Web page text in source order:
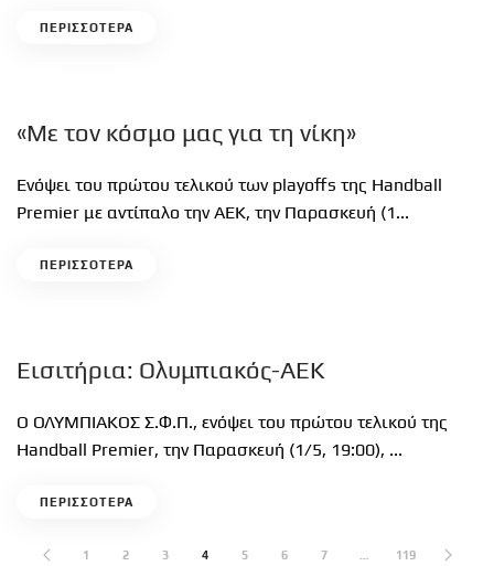
ΠΕΡΙΣΣΟΤΕΡΑ
«Με τον κόσμο μας για τη νίκη»
Ενόψει του πρώτου τελικού των playoffs της Handball
Premier με αντίπαλο την ΑΕΚ, την Παρασκευή (1...
ΠΕΡΙΣΣΟΤΕΡΑ
Εισιτήρια: Ολυμπιακός-ΑΕΚ
Ο ΟΛΥΜΠΙΑΚΟΣ Σ.Φ.Π., ενόψει του πρώτου τελικού της
Handball Premier, την Παρασκευή (1/5, 19:00), ...
ΠΕΡΙΣΣΟΤΕΡΑ
1 2 3 4 5 6 7 119